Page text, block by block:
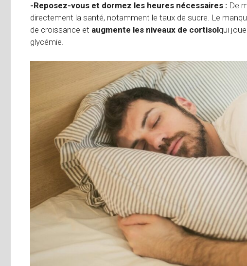
-Reposez-vous et dormez les heures nécessaires : De
directement la santé, notamment le taux de sucre. Le
de croissance et augmente les niveaux de cortisolqui
glycémie.